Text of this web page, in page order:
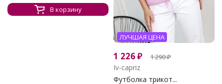
В корзину
ЛУЧШАЯ ЦЕНА
1 226₽ 1 290₽
Iv-capriz
Футболка трикот...